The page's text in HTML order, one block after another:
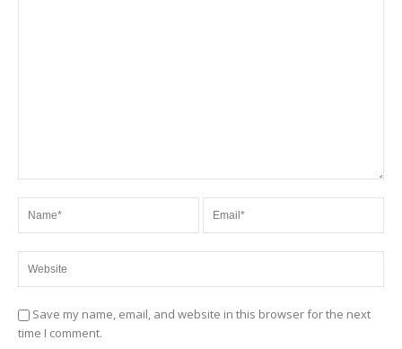
Save my name, email, and website in this browser for the next
time I comment.